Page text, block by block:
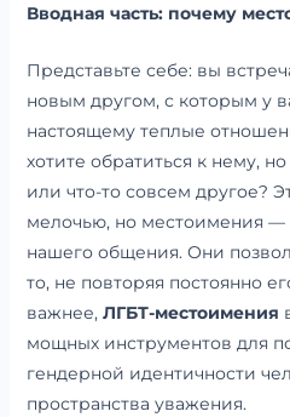
Вводная часть: почему
Представьте себе: вы
новым другом, с которым у
настоящему теплые
хотите обратиться к нему, но
или что-то совсем другое?
мелочью, но местоимения —
нашего общения. Они
то, не повторяя постоянно
важнее, ЛГБТ-местоимения
мощных инструментов для
гендерной идентичности
пространства уважения.